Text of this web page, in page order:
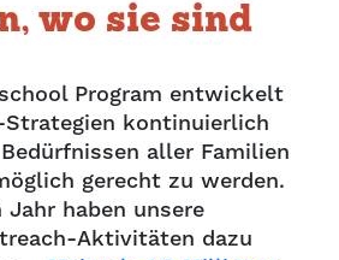
wo sie sind
Program entwickelt
Strategien kontinuierlich
aller Familien
gerecht zu werden.
Jahr haben unsere
Aktivitäten dazu